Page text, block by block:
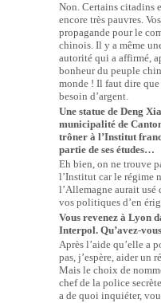
Non. Certains citadins
encore très pauvres.
propagande pour le
chinois. Il y a même
autorité qui a affirmé,
bonheur du peuple
monde ! Il faut dire
besoin d’argent.
Une statue de Deng
municipalité de
trôner à l’Institut
partie de ses études…
Eh bien, on ne trouve
l’Institut car le régime
l’Allemagne aurait usé
vos politiques d’en
Vous revenez à Lyon
Interpol. Qu’avez-
Après l’aide qu’elle a
pas, j’espère, aider un
Mais le choix de
chef de la police
a de quoi inquiéter,